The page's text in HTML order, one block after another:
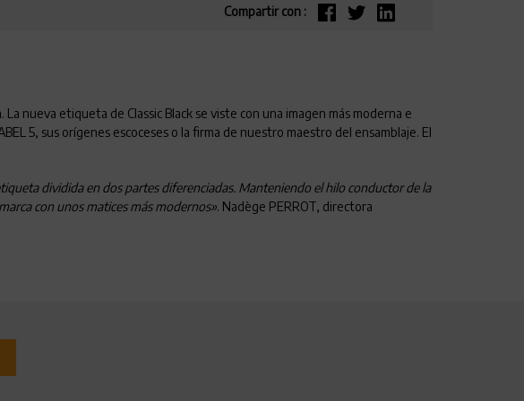
Compartir con :
nueva etiqueta de Classic Black se viste con una imagen más moderna e
5, sus orígenes escoceses o la firma de nuestro maestro del ensamblaje. El
dividida en dos partes diferenciadas. Manteniendo el hilo conductor de la
con unos matices más modernos». Nadège PERROT, directora